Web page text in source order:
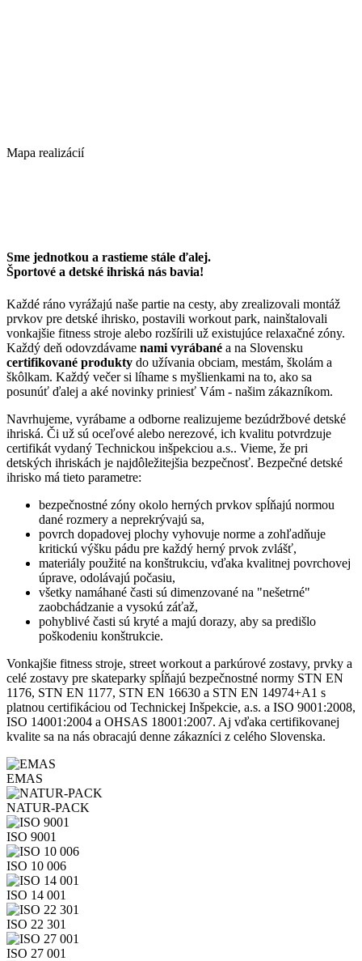
Mapa realizácií
Sme jednotkou a rastieme stále ďalej.
Športové a detské ihriská nás bavia!
Každé ráno vyrážajú naše partie na cesty, aby zrealizovali montáž
prvkov pre detské ihrisko, postavili workout park, nainštalovali
vonkajšie fitness stroje alebo rozšírili už existujúce relaxačné zóny.
Každý deň odovzdávame nami vyrábané a na Slovensku
certifikované produkty do užívania obciam, mestám, školám a
škôlkam. Každý večer si líhame s myšlienkami na to, ako sa
posunúť ďalej a aké novinky priniesť Vám - našim zákazníkom.
Navrhujeme, vyrábame a odborne realizujeme bezúdržbové detské
ihriská. Či už sú oceľové alebo nerezové, ich kvalitu potvrdzuje
certifikát vydaný Technickou inšpekciou a.s.. Vieme, že pri
detských ihriskách je najdôležitejšia bezpečnosť. Bezpečné detské
ihrisko má tieto parametre:
bezpečnostné zóny okolo herných prvkov spĺňajú normou
dané rozmery a neprekrývajú sa,
povrch dopadovej plochy vyhovuje norme a zohľadňuje
kritickú výšku pádu pre každý herný prvok zvlášť,
materiály použité na konštrukciu, vďaka kvalitnej povrchovej
úprave, odolávajú počasiu,
všetky namáhané časti sú dimenzované na "nešetrné"
zaobchádzanie a vysokú záťaž,
pohyblivé časti sú kryté a majú dorazy, aby sa predišlo
poškodeniu konštrukcie.
Vonkajšie fitness stroje, street workout a parkúrové zostavy, prvky a
celé zostavy pre skateparky spĺňajú bezpečnostné normy STN EN
1176, STN EN 1177, STN EN 16630 a STN EN 14974+A1 s
platnou certifikáciou od Technickej Inšpekcie, a.s. a ISO 9001:2008,
ISO 14001:2004 a OHSAS 18001:2007. Aj vďaka certifikovanej
kvalite sa na nás obracajú denne zákazníci z celého Slovenska.
EMAS
NATUR-PACK
ISO 9001
ISO 10 006
ISO 14 001
ISO 22 301
ISO 27 001